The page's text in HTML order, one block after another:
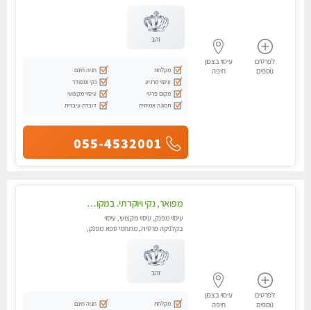
לפרטים
נוספים
עיסוי בצפון
חיפה
עיסוי טנטרה
זהב
מקלחת
חניה חינם
עיסוי מרגיע
נקי ומסודר
מקום פרטי
עיסוי מקצועי
תמונה אמיתית
דוברת עיברית
055-4532001
לפרטים
נוספים
עיסוי בצפון
חיפה
מפואר, נקי ויוקרתי. במקום מבחר מעסות מנוסות לכל סוגי העיסויים.
עיסוי מפנק, עיסוי מקצועי, עיסוי
בקלניקה פרטית, מתחמי ספא מפנק,
זהב
מקלחת
חניה חינם